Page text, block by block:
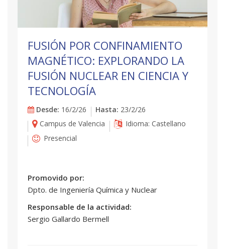
FUSIÓN POR CONFINAMIENTO
MAGNÉTICO: EXPLORANDO LA
FUSIÓN NUCLEAR EN CIENCIA Y
TECNOLOGÍA
Desde: 16/2/26 Hasta: 23/2/26
Campus de Valencia
Idioma: Castellano
Presencial
Promovido por:
Dpto. de Ingeniería Química y Nuclear
Responsable de la actividad:
Sergio Gallardo Bermell